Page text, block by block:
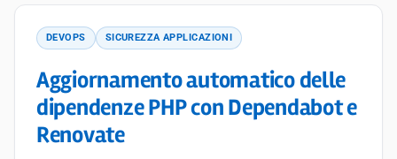
DEVOPS SICUREZZA APPLICAZIONI
Aggiornamento automatico delle
dipendenze PHP con Dependabot e
Renovate